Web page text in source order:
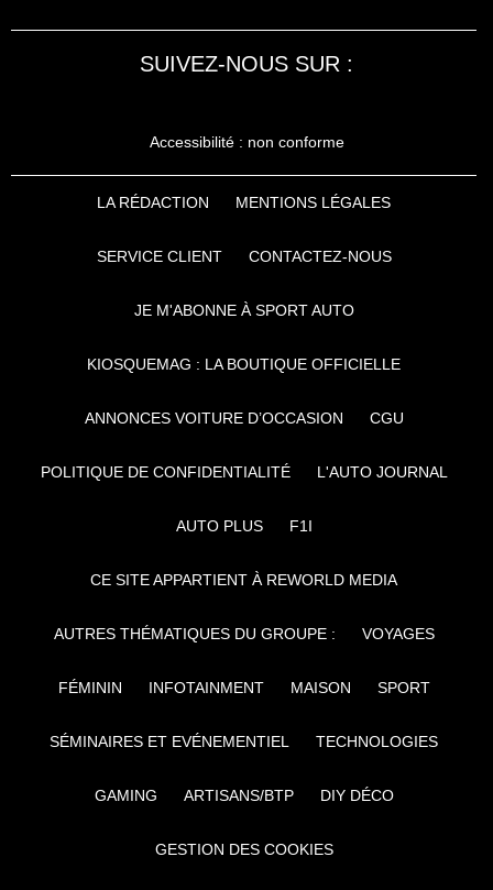
SUIVEZ-NOUS SUR :
Accessibilité : non conforme
LA RÉDACTION MENTIONS LÉGALES
SERVICE CLIENT CONTACTEZ-NOUS
JE M'ABONNE À SPORT AUTO
KIOSQUEMAG : LA BOUTIQUE OFFICIELLE
ANNONCES VOITURE D’OCCASION CGU
POLITIQUE DE CONFIDENTIALITÉ L'AUTO JOURNAL
AUTO PLUS F1I
CE SITE APPARTIENT À REWORLD MEDIA
AUTRES THÉMATIQUES DU GROUPE : VOYAGES
FÉMININ INFOTAINMENT MAISON SPORT
SÉMINAIRES ET EVÉNEMENTIEL TECHNOLOGIES
GAMING ARTISANS/BTP DIY DÉCO
GESTION DES COOKIES